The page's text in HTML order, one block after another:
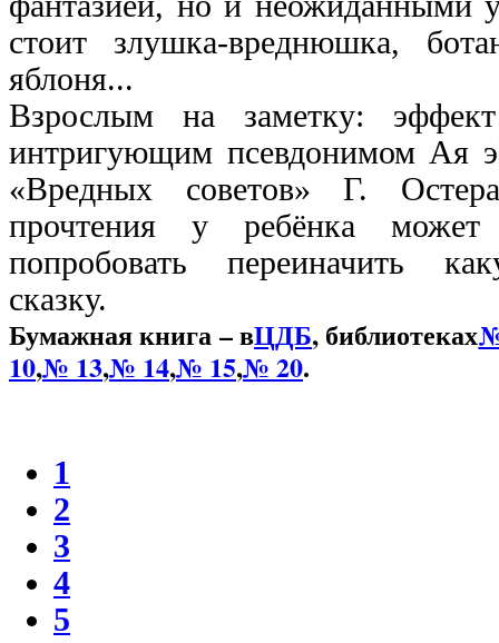
стоит злушка-вреднюшка,
яблоня...
Взрослым на заметку:
интригующим псевдонимом Ая
«Вредных советов» Г.
прочтения у ребёнка может
попробовать переиначить
сказку.
Бумажная книга – вЦДБ, библиотеках
10,№ 13,№ 14,№ 15,№ 20.
1
2
3
4
5